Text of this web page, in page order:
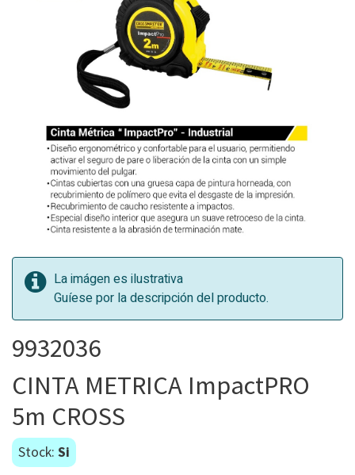
La imágen es ilustrativa
Guíese por la descripción del producto.
9932036
CINTA METRICA ImpactPRO
5m CROSS
Stock: Si